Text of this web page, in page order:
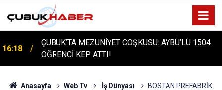
16:18
ÇUBUK’TA MEZUNİYET COŞKUSU: AYBÜ’LÜ 1504
ÖĞRENCİ KEP ATTI!
16:14
ÇUBUK'TA TARİHİ GÜN: PROTÜRK PLAZMA
FRAKSİNASYON TESİSİ'NİN TEMELİ ATILDI
Anasayfa Web Tv İş Dünyası
BOSTAN PREFABRİK